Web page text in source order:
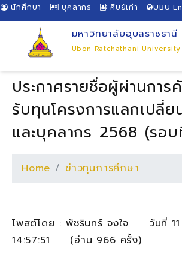
นักศึกษา บุคลากร ศิษย์เก่า UBU
มหาวิทยาลัยอุบลราชธานี
Ubon Ratchathani University
ประกาศรายชื่อผู้ผ่านการ
รับทุนโครงการแลกเปลี่
และบุคลากร 2568 (รอ
Home ข่าวทุนการศึกษา
โพสต์โดย : พัชรินทร์ จงใจ วันที่ 11
14:57:51 (อ่าน 966 ครั้ง)